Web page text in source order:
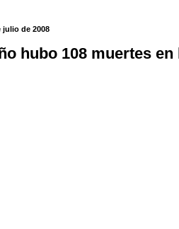
julio de 2008
hubo 108 muertes